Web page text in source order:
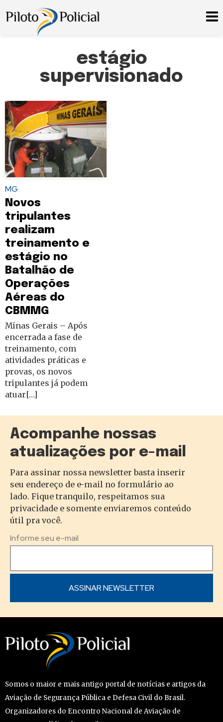
estágio
supervisionado
MG
Novos
tripulantes
realizam
treinamento e
estágio no
Batalhão de
Operações
Aéreas do
CBMMG
Minas Gerais – Após
encerrada a fase de
treinamento, com
atividades práticas e
provas, os novos
tripulantes já podem
atuar[…]
Acompanhe nossas
atualizações por e-mail
Para assinar nossa newsletter basta inserir
seu endereço de e-mail no formulário ao
lado. Fique tranquilo, respeitamos sua
privacidade e somente enviaremos conteúdo
útil pra você.
Informe seu e-mail
Somos o maior e mais antigo portal de notícias e artigos da
Aviação de Segurança Pública e Defesa Civil do Brasil.
Organizadores do Encontro Nacional de Aviação de